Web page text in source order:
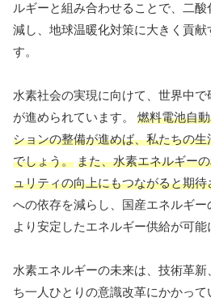
ルギーと組み合わせることで、二
減し、地球温暖化対策に大きく貢献
す。
水素社会の実現に向けて、世界中
が進められています。 燃料電池自
ションの整備が進めば、私たちの
でしょう。 また、水素エネルギー
ュリティの向上にもつながると期
への依存を減らし、国産エネルギー
より安定したエネルギー供給が可能
水素エネルギーの未来は、技術革
ち一人ひとりの意識改革にかかっ